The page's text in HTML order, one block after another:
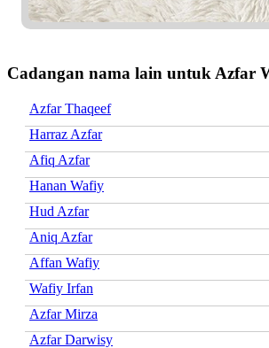
Cadangan nama lain untuk Azfar
Azfar Thaqeef
Harraz Azfar
Afiq Azfar
Hanan Wafiy
Hud Azfar
Aniq Azfar
Affan Wafiy
Wafiy Irfan
Azfar Mirza
Azfar Darwisy